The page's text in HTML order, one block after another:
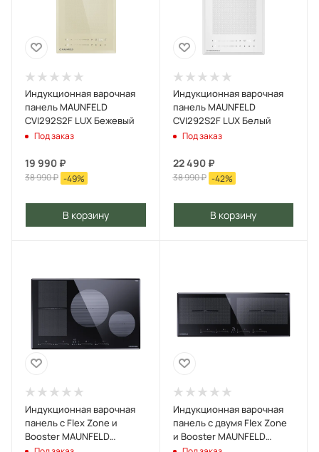
Индукционная варочная
панель MAUNFELD
CVI292S2F LUX Бежевый
Под заказ
19 990 ₽
38 990₽ -49%
В корзину
Индукционная варочная
панель MAUNFELD
CVI292S2F LUX Белый
Под заказ
22 490₽
38 990₽ -42%
В корзину
Индукционная варочная
панель с Flex Zone и
Booster MAUNFELD
Индукционная варочная
панель с двумя Flex Zone
и Booster MAUNFELD